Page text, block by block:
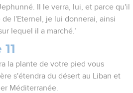
Il le verra, lui, et parce qu'il
l'Eternel, je lui donnerai, ainsi
lequel il a marché.’
la plante de votre pied vous
s'étendra du désert au Liban et
Méditerranée.